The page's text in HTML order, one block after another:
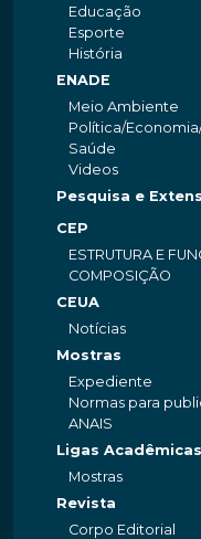
Educação
Esporte
História
ENADE
Meio Ambiente
Política/
Saúde
Videos
Pesquisa e
CEP
ESTRUTURA E
COMPOSIÇÃO
CEUA
Notícias
Mostras
Expediente
Normas para
ANAIS
Ligas Acadêmicas
Mostras
Revista
Corpo Editorial